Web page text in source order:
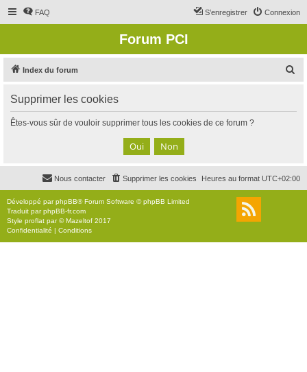
FAQ Connexion
S’enregistrer
Forum PCI
Index du forum
c
Supprimer les cookies
Êtes-vous sûr de vouloir supprimer tous les cookies de ce forum ?
Heures au format UTC+02:00
Supprimer les cookies
Nous contacter
Développé parphpBB® Forum Software © phpBB Limited
Traduit parphpBB-fr.com
Style proflat par ©Mazeltof 2017
Confidentialité | Conditions